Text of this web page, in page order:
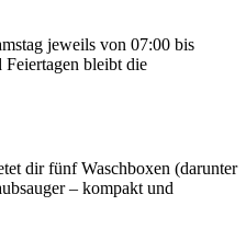
jeweils von 07:00 bis
bleibt die
dir fünf Waschboxen (darunter
– kompakt und